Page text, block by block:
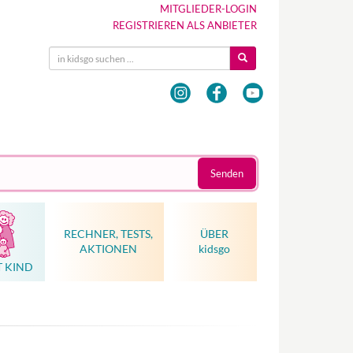
MITGLIEDER-LOGIN
REGISTRIEREN ALS ANBIETER
Senden
KIND
RECHNER, TESTS,
AKTIONEN
ÜBER
kidsgo